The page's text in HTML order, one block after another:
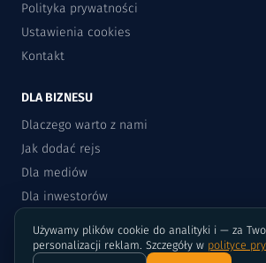
Używamy plików cookie do analityki i — za
personalizacji reklam. Szczegóły w polityce
Polityka prywatności
Ustawienia cookies
Kontakt
DLA BIZNESU
Dlaczego warto z nami
Jak dodać rejs
Dla mediów
Dla inwestorów
ODKRYWAJ